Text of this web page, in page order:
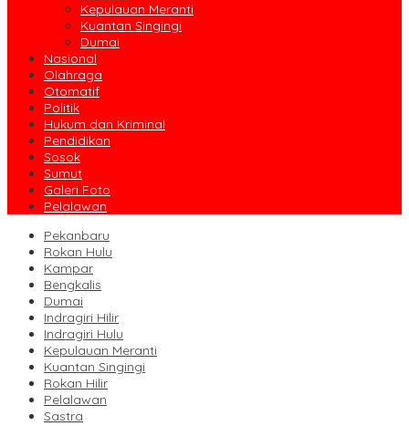
Kepulauan Meranti
Kuantan Singingi
Dumai
Nasional
Olahraga
Otomatif
Politik
Hukum dan Kriminal
Pendidikan
Sosok
Sumut
Galeri Foto
Pelalawan
Pekanbaru
Rokan Hulu
Kampar
Bengkalis
Dumai
Indragiri Hilir
Indragiri Hulu
Kepulauan Meranti
Kuantan Singingi
Rokan Hilir
Pelalawan
Sastra